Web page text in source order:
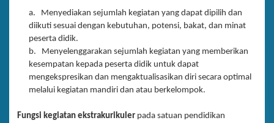
a. Menyediakan sejumlah kegiatan yang dapat dipilih dan
diikuti sesuai dengan kebutuhan, potensi, bakat, dan minat
peserta didik.
b. Menyelenggarakan sejumlah kegiatan yang memberikan
kesempatan kepada peserta didik untuk dapat
mengekspresikan dan mengaktualisasikan diri secara optimal
melalui kegiatan mandiri dan atau berkelompok.
Fungsi kegiatan ekstrakurikuler pada satuan pendidikan